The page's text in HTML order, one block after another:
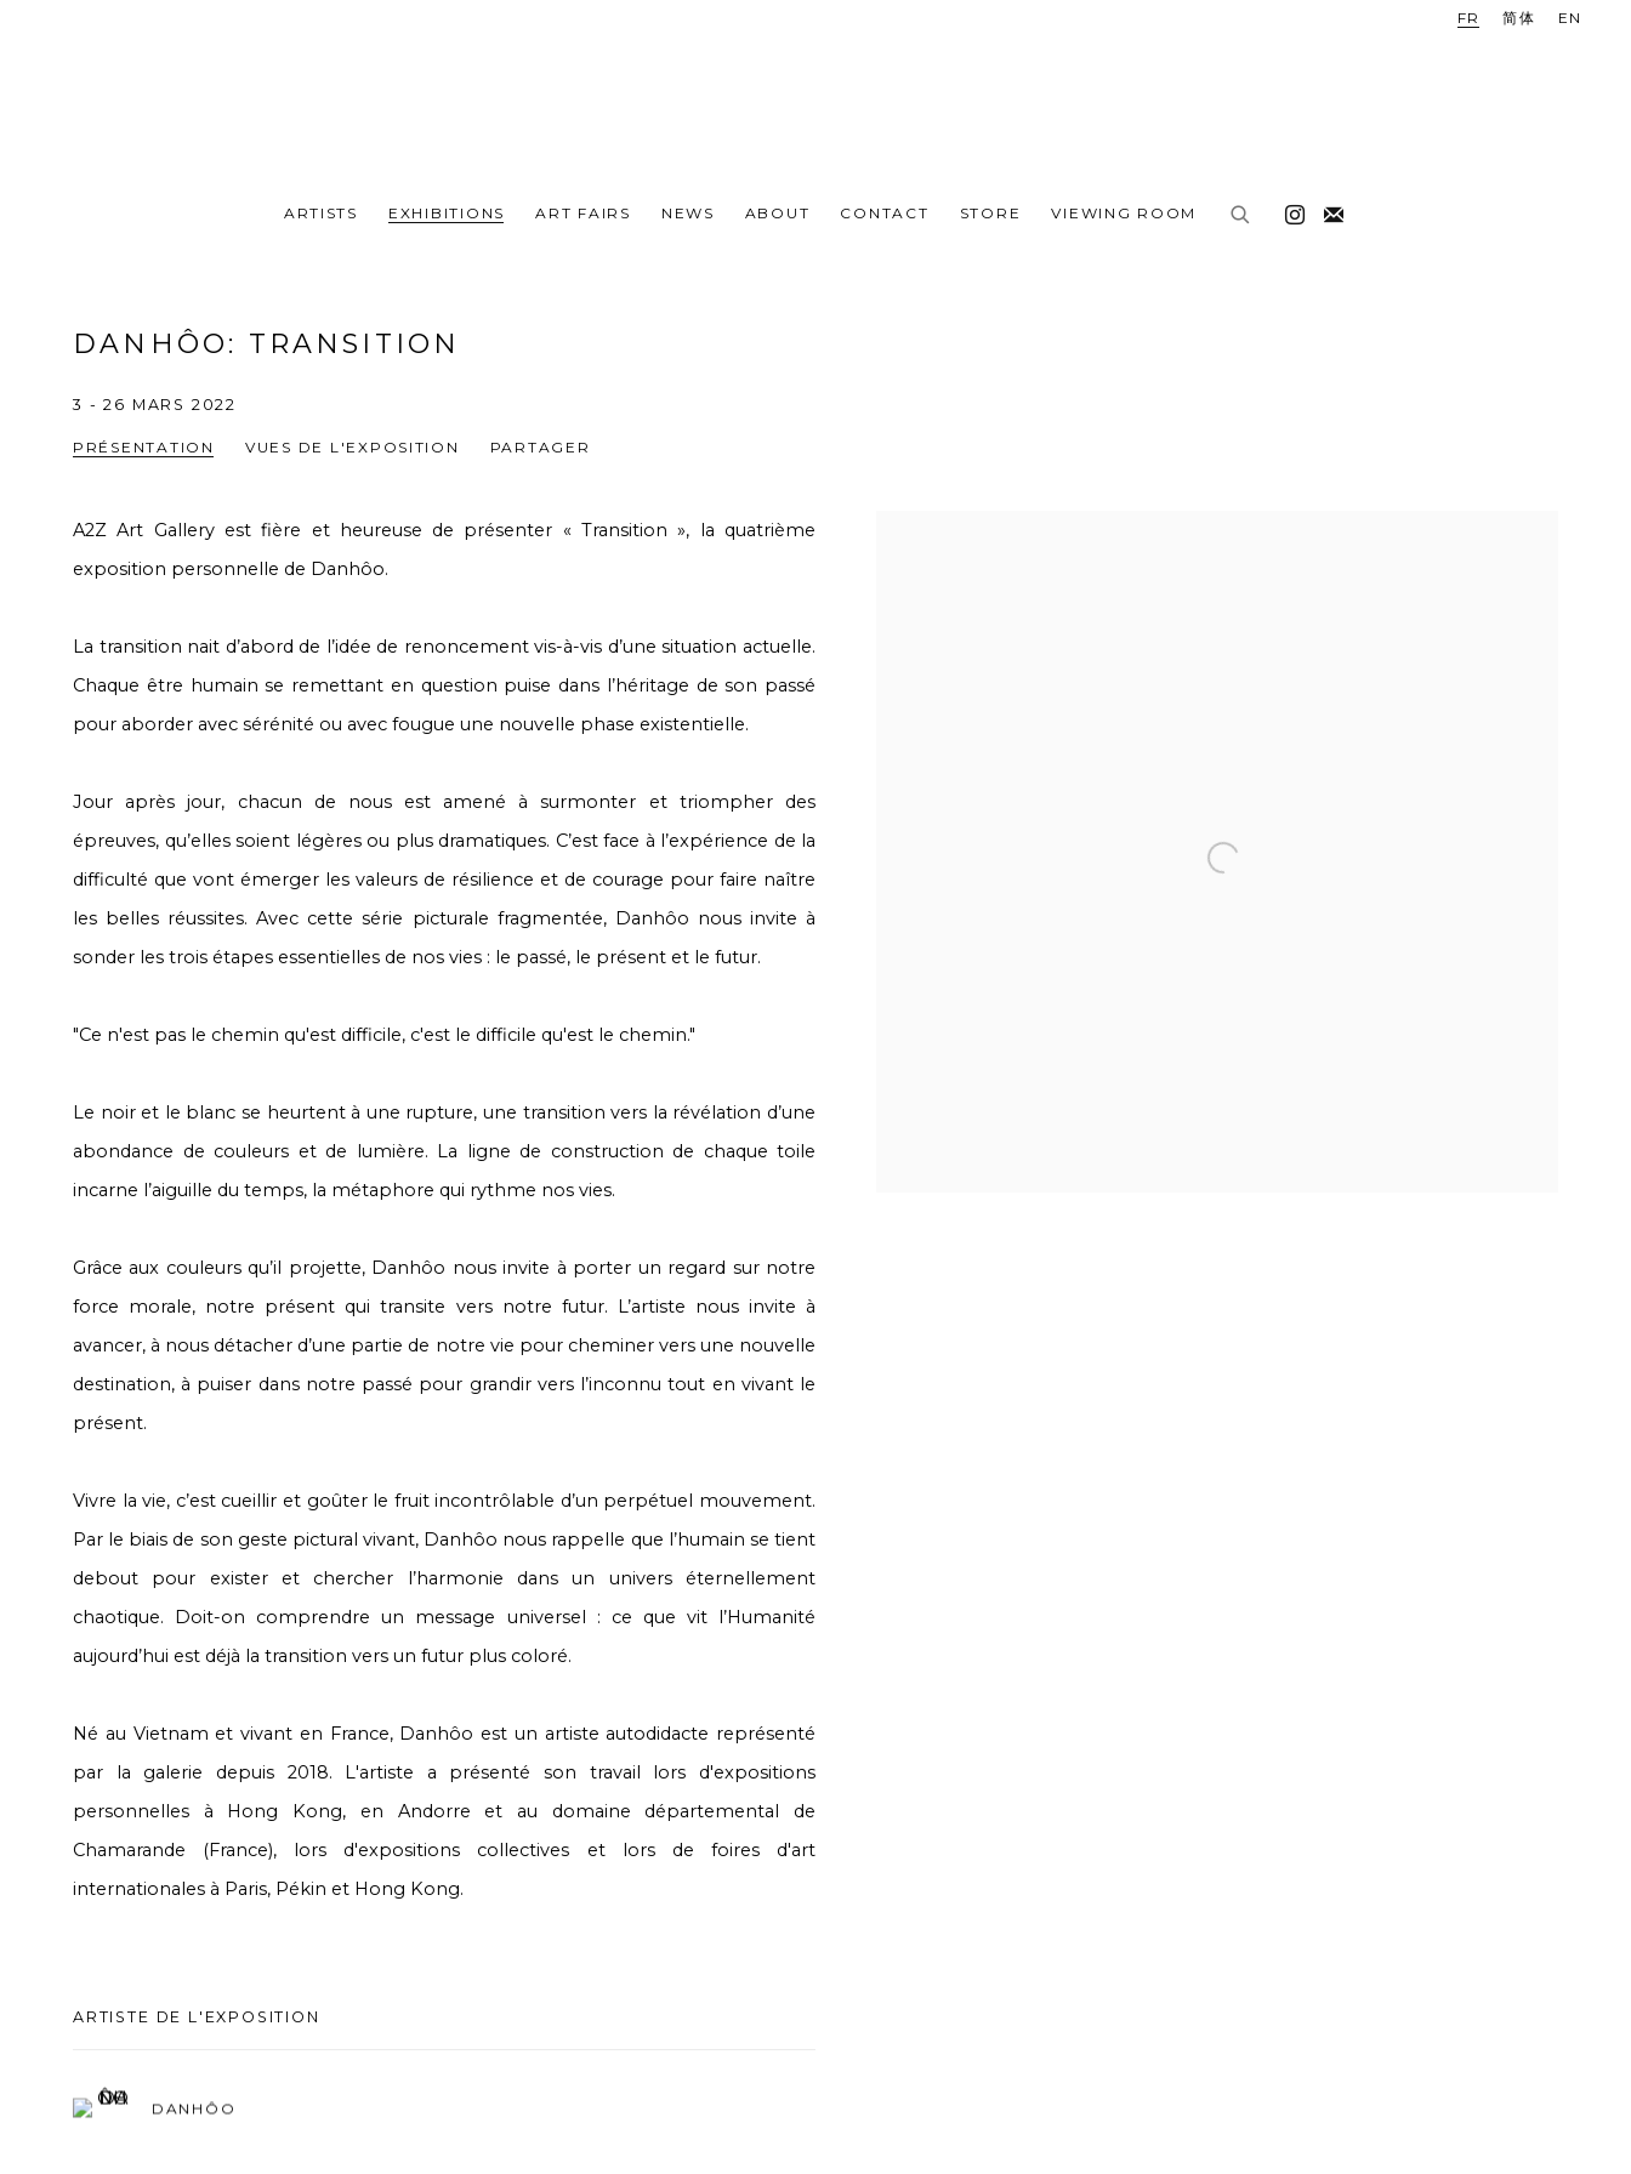
ARTISTS EXHIBITIONS ART FAIRS NEWS ABOUT CONTACT STORE VIEWING ROOM
FR 简体 EN
DANHÔO: TRANSITION
3 - 26 MARS 2022
PRÉSENTATION VUES DE L'EXPOSITION PARTAGER
A2Z Art Gallery est fière et heureuse de présenter « Transition », la quatrième
exposition personnelle de Danhôo.
La transition nait d’abord de l’idée de renoncement vis-à-vis d’une situation actuelle.
Chaque être humain se remettant en question puise dans l’héritage de son passé
pour aborder avec sérénité ou avec fougue une nouvelle phase existentielle.
Jour après jour, chacun de nous est amené à surmonter et triompher des
épreuves, qu’elles soient légères ou plus dramatiques. C’est face à l’expérience de la
difficulté que vont émerger les valeurs de résilience et de courage pour faire naître
les belles réussites. Avec cette série picturale fragmentée, Danhôo nous invite à
sonder les trois étapes essentielles de nos vies : le passé, le présent et le futur.
"Ce n'est pas le chemin qu'est difficile, c'est le difficile qu'est le chemin."
Le noir et le blanc se heurtent à une rupture, une transition vers la révélation d’une
abondance de couleurs et de lumière. La ligne de construction de chaque toile
incarne l’aiguille du temps, la métaphore qui rythme nos vies.
Grâce aux couleurs qu’il projette, Danhôo nous invite à porter un regard sur notre
force morale, notre présent qui transite vers notre futur. L’artiste nous invite à
avancer, à nous détacher d’une partie de notre vie pour cheminer vers une nouvelle
destination, à puiser dans notre passé pour grandir vers l’inconnu tout en vivant le
présent.
Vivre la vie, c’est cueillir et goûter le fruit incontrôlable d’un perpétuel mouvement.
Par le biais de son geste pictural vivant, Danhôo nous rappelle que l’humain se tient
debout pour exister et chercher l’harmonie dans un univers éternellement
chaotique. Doit-on comprendre un message universel : ce que vit l’Humanité
aujourd’hui est déjà la transition vers un futur plus coloré.
Né au Vietnam et vivant en France, Danhôo est un artiste autodidacte représenté
par la galerie depuis 2018. L'artiste a présenté son travail lors d'expositions
personnelles à Hong Kong, en Andorre et au domaine départemental de
Chamarande (France), lors d'expositions collectives et lors de foires d'art
internationales à Paris, Pékin et Hong Kong.
ARTISTE DE L'EXPOSITION
DANHÔO